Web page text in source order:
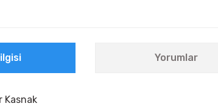
Yorumlar
Kasnak